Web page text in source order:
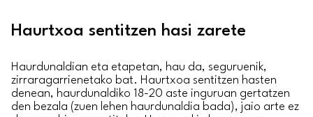
Haurtxoa sentitzen hasi zarete
Haurdunaldian eta etapetan, hau da, seguruenik,
zirraragarrienetako bat. Haurtxoa sentitzen hasten
denean, haurdunaldiko 18-20 aste inguruan gertatzen
den bezala (zuen lehen haurdunaldia bada), jaio arte ez